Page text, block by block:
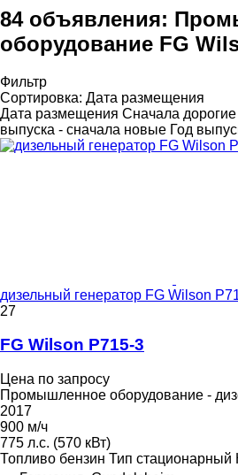
84 объявления:
оборудование FG
Фильтр
Сортировка: Дата размещения
Дата размещения Сначала дорогие
выпуска - сначала новые Год
дизельный генератор FG Wilson
27
FG Wilson P715-3
Цена по запросу
Промышленное оборудование -
2017
900 м/ч
775 л.с. (570 кВт)
Топливо бензин Тип стационарный